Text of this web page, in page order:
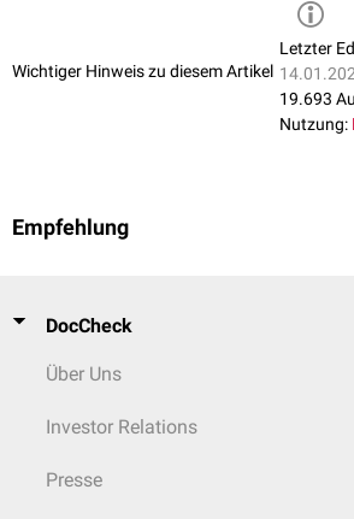
Wichtiger Hinweis zu diesem Artikel
Letzter
19.693
Nutzung:
Empfehlung
DocCheck
Über Uns
Investor Relations
Presse